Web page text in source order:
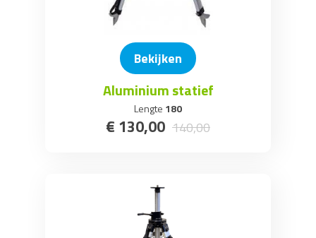
Bekijken
Aluminium statief
Lengte 180
€ 130,00 140,00